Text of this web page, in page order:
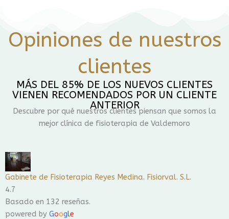
Opiniones de nuestros
clientes
MÁS DEL 85% DE LOS NUEVOS CLIENTES
VIENEN RECOMENDADOS POR UN CLIENTE
ANTERIOR
Descubre por qué nuestros clientes piensan que somos la
mejor clínica de fisioterapia de Valdemoro
Gabinete de Fisioterapia Reyes Medina. Fisiorval. S.L.
4.7
Basado en 132 reseñas.
powered by Google